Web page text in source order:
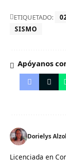
ETIQUETADO:
SISMO
Apóyanos
Dorielys
Licenciada en